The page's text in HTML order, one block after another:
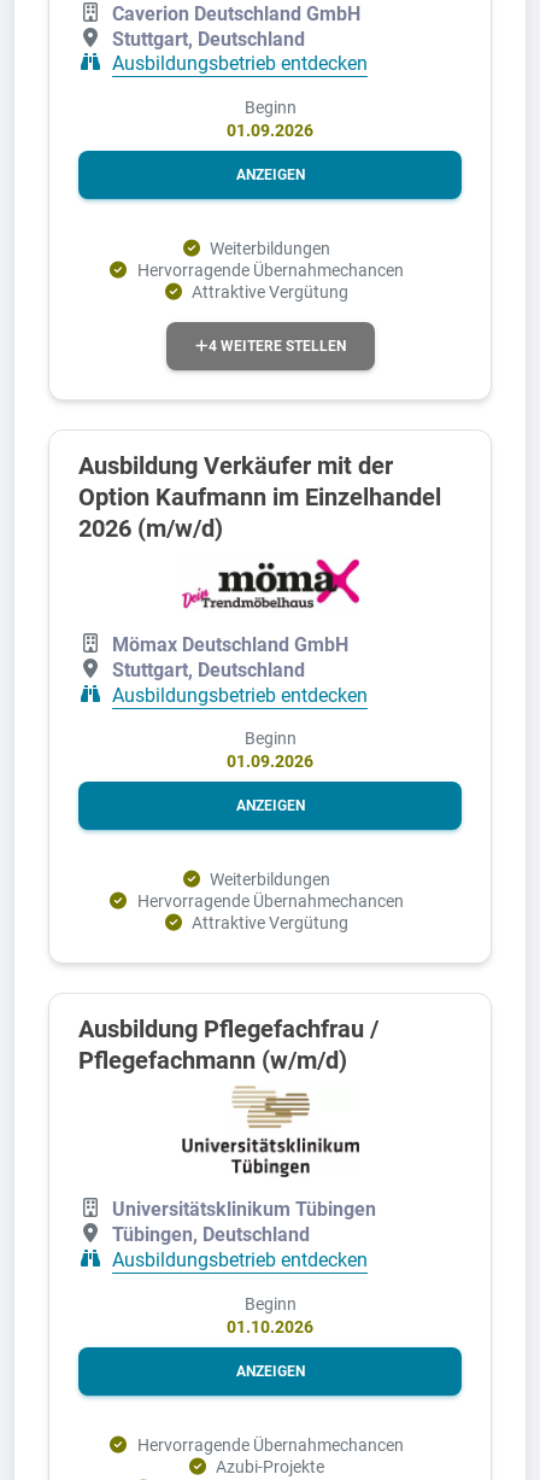
Caverion Deutschland GmbH
Stuttgart, Deutschland
Ausbildungsbetrieb entdecken
Beginn
01.09.2026
ANZEIGEN
Weiterbildungen
Hervorragende Übernahmechancen
Attraktive Vergütung
4 WEITERE STELLEN
Ausbildung Verkäufer mit der
Option Kaufmann im Einzelhandel
2026 (m/w/d)
Mömax Deutschland GmbH
Stuttgart, Deutschland
Ausbildungsbetrieb entdecken
Beginn
01.09.2026
ANZEIGEN
Weiterbildungen
Hervorragende Übernahmechancen
Attraktive Vergütung
Ausbildung Pflegefachfrau /
Pflegefachmann (w/m/d)
Universitätsklinikum Tübingen
Tübingen, Deutschland
Ausbildungsbetrieb entdecken
Beginn
01.10.2026
ANZEIGEN
Hervorragende Übernahmechancen
Azubi-Projekte